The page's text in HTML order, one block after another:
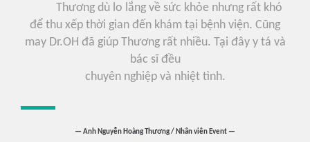
Thương dù lo lắng về sức khỏe nhưng rất khó
để thu xếp thời gian đến khám tại bệnh viện. Cũng
may Dr.OH đã giúp Thương rất nhiều. Tại đây y tá và
bác sĩ đều
chuyên nghiệp và nhiệt tình.
Anh Nguyễn Hoàng Thương / Nhân viên Event —